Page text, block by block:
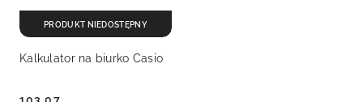
Kalkulator na biurko Casio
PRODUKT NIEDOSTĘPNY